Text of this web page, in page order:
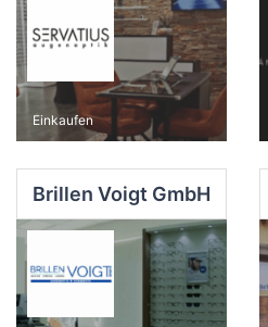
Einkaufen
Brillen Voigt GmbH